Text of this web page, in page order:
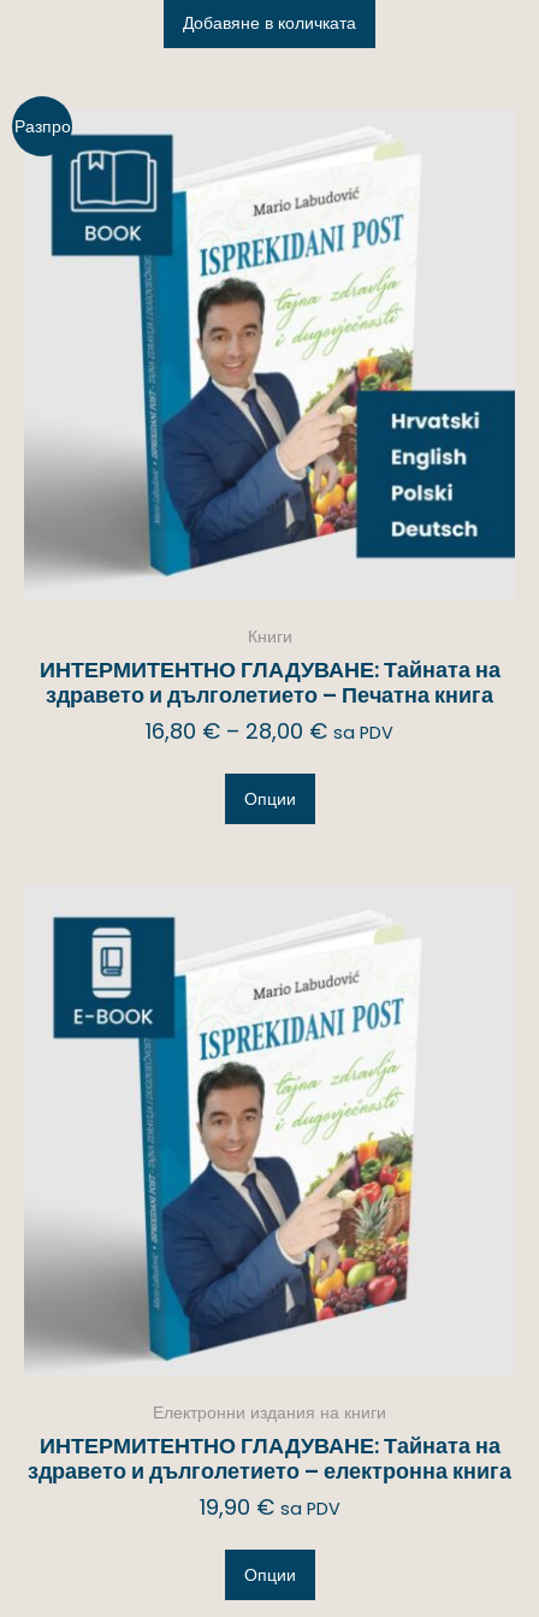
Добавяне в количката
Разпро
Книги
ИНТЕРМИТЕНТНО ГЛАДУВАНЕ: Тайната на
здравето и дълголетието – Печатна книга
16,80 € – 28,00 € sa PDV
Опции
Електронни издания на книги
ИНТЕРМИТЕНТНО ГЛАДУВАНЕ: Тайната на
здравето и дълголетието – електронна книга
19,90 € sa PDV
Опции